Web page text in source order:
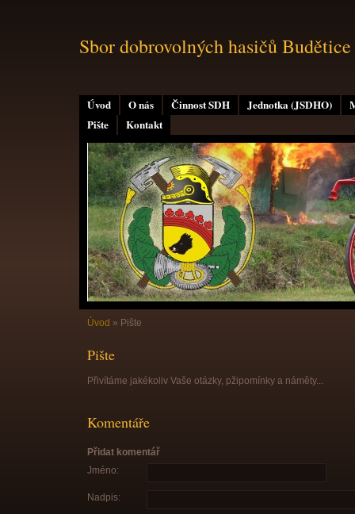
Úvod O nás Činnost SDH Jednotka (JSDHO)
Pište
Kontakt
Sbor dobrovolných hasičů Budětice
Úvod » Pište
Pište
Přivítáme jakékoliv Vaše otázky, pžipomínky a náměty...
Komentáře
Přidat komentář
Jméno:
Nadpis: